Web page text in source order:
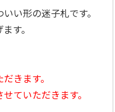
い形の迷子札です。
す。
きます。
ていただきます。